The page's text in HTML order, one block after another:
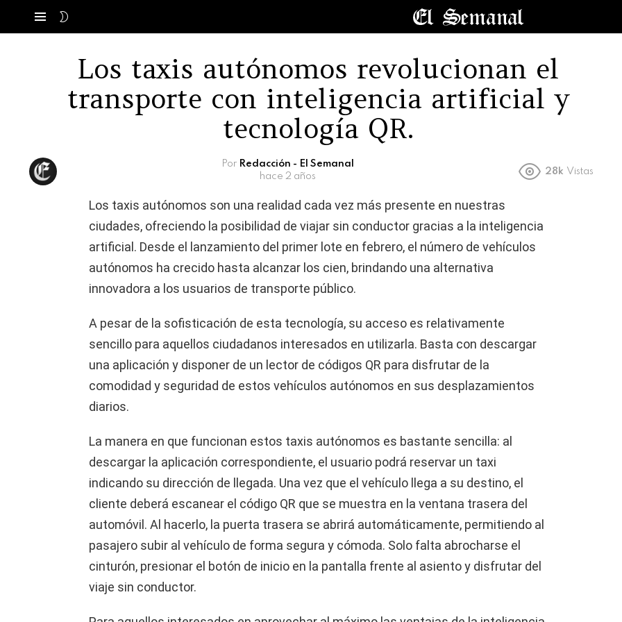
Los taxis autónomos revolucionan el
transporte con inteligencia artificial y
tecnología QR.
Por Redacción - El Semanal
hace 2 años
28k Vistas
Los taxis autónomos son una realidad cada vez más presente en nuestras
ciudades, ofreciendo la posibilidad de viajar sin conductor gracias a la inteligencia
artificial. Desde el lanzamiento del primer lote en febrero, el número de vehículos
autónomos ha crecido hasta alcanzar los cien, brindando una alternativa
innovadora a los usuarios de transporte público.
A pesar de la sofisticación de esta tecnología, su acceso es relativamente
sencillo para aquellos ciudadanos interesados en utilizarla. Basta con descargar
una aplicación y disponer de un lector de códigos QR para disfrutar de la
comodidad y seguridad de estos vehículos autónomos en sus desplazamientos
diarios.
La manera en que funcionan estos taxis autónomos es bastante sencilla: al
descargar la aplicación correspondiente, el usuario podrá reservar un taxi
indicando su dirección de llegada. Una vez que el vehículo llega a su destino, el
cliente deberá escanear el código QR que se muestra en la ventana trasera del
automóvil. Al hacerlo, la puerta trasera se abrirá automáticamente, permitiendo al
pasajero subir al vehículo de forma segura y cómoda. Solo falta abrocharse el
cinturón, presionar el botón de inicio en la pantalla frente al asiento y disfrutar del
viaje sin conductor.